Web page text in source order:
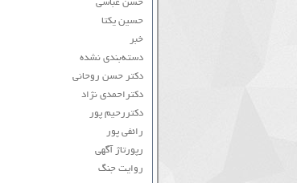
حسن عباسی
حسین یکتا
خبر
دسته‌بندی نشده
دکتر حسن روحانی
دکتراحمدی نژاد
دکتررحیم پور
رائفی پور
رپورتاژ آگهی
روایت جنگ